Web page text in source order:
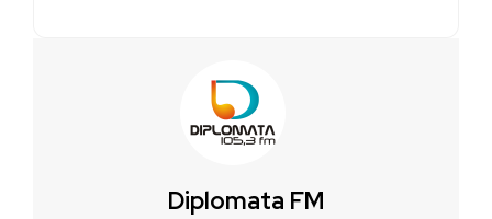
Diplomata FM